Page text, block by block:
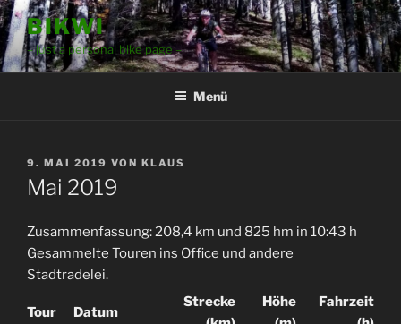
Zum
Inhalt
springen
BIKWI
– just a personal bike page –
Menü
VERÖFFENTLICHT
AM
9. MAI 2019 VON KLAUS
Mai 2019
Zusammenfassung: 208,4 km und 825 hm in 10:43 h
Gesammelte Touren ins Office und andere
Stadtradelei.
Tour Datum
Strecke
Höhe
Fahrzeit